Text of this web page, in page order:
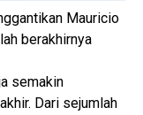
Mauricio
berakhirnya
semakin
Dari sejumlah